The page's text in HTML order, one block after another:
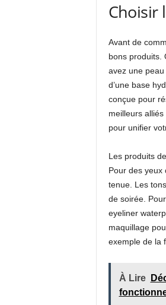
Choisir
Avant de
bons produits.
avez une
d’une base
conçue pour
meilleurs
pour unifier
Les produits
Pour des yeux
tenue. Les
de soirée.
eyeliner
maquillage
exemple de la
À Lire